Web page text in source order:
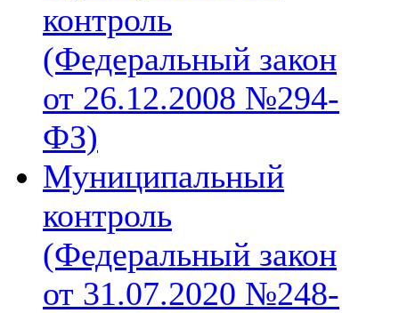
контроль
(Федеральный закон
от 26.12.2008 №294-
ФЗ)
Муниципальный
контроль
(Федеральный закон
от 31.07.2020 №248-